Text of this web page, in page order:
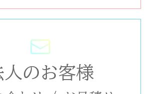
人のお客様